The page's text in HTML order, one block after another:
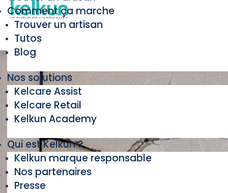
Comment ça marche
Trouver un artisan
Tutos
Blog
Nos solutions
Kelcare Assist
Kelcare Retail
Kelkun Academy
Qui est Kelkun ?
Kelkun marque responsable
Nos partenaires
Presse